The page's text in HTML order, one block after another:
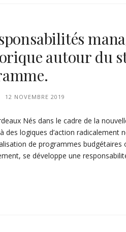
autour du
12 NOVEMBRE 2019
Nés dans le cadre de la
logiques d’action radicalement
de programmes budgétaires
se développe une